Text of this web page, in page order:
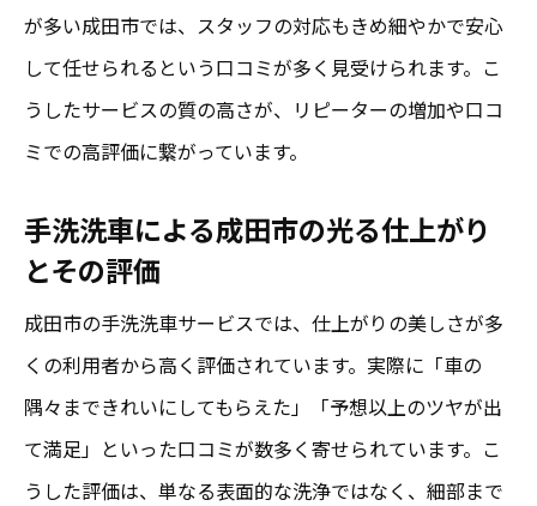
が多い成田市では、スタッフの対応もきめ細やかで安心
して任せられるという口コミが多く見受けられます。こ
うしたサービスの質の高さが、リピーターの増加や口コ
ミでの高評価に繋がっています。
手洗洗車による成田市の光る仕上がり
とその評価
成田市の手洗洗車サービスでは、仕上がりの美しさが多
くの利用者から高く評価されています。実際に「車の
隅々まできれいにしてもらえた」「予想以上のツヤが出
て満足」といった口コミが数多く寄せられています。こ
うした評価は、単なる表面的な洗浄ではなく、細部まで